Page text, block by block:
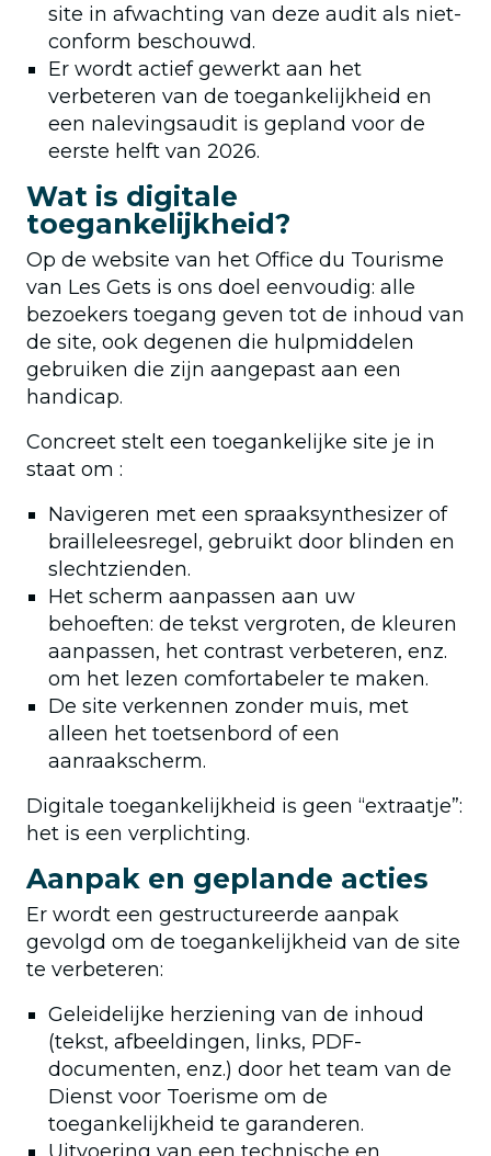
site in afwachting van deze audit als niet-
conform beschouwd.
Er wordt actief gewerkt aan het
verbeteren van de toegankelijkheid en
een nalevingsaudit is gepland voor de
eerste helft van 2026.
Wat is digitale
toegankelijkheid?
Op de website van het Office du Tourisme
van Les Gets is ons doel eenvoudig: alle
bezoekers toegang geven tot de inhoud van
de site, ook degenen die hulpmiddelen
gebruiken die zijn aangepast aan een
handicap.
Concreet stelt een toegankelijke site je in
staat om :
Navigeren met een spraaksynthesizer of
brailleleesregel, gebruikt door blinden en
slechtzienden.
Het scherm aanpassen aan uw
behoeften: de tekst vergroten, de kleuren
aanpassen, het contrast verbeteren, enz.
om het lezen comfortabeler te maken.
De site verkennen zonder muis, met
alleen het toetsenbord of een
aanraakscherm.
Digitale toegankelijkheid is geen “extraatje”:
het is een verplichting.
Aanpak en geplande acties
Er wordt een gestructureerde aanpak
gevolgd om de toegankelijkheid van de site
te verbeteren:
Geleidelijke herziening van de inhoud
(tekst, afbeeldingen, links, PDF-
documenten, enz.) door het team van de
Dienst voor Toerisme om de
toegankelijkheid te garanderen.